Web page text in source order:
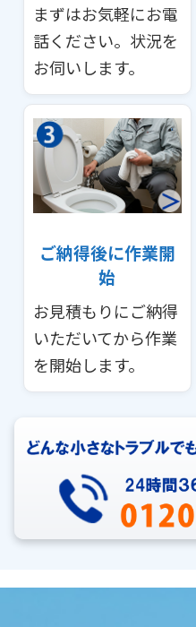
まずはお気軽にお電
話ください。状況を
お伺いします。
ご納得後に作業開
始
お見積もりにご納得
いただいてから作業
を開始します。